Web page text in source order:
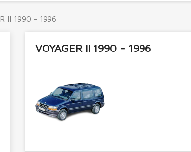
II 1990 - 1996
VOYAGER II 1990 - 1996